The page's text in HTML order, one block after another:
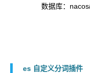
数据库：
es 自定义分词插件